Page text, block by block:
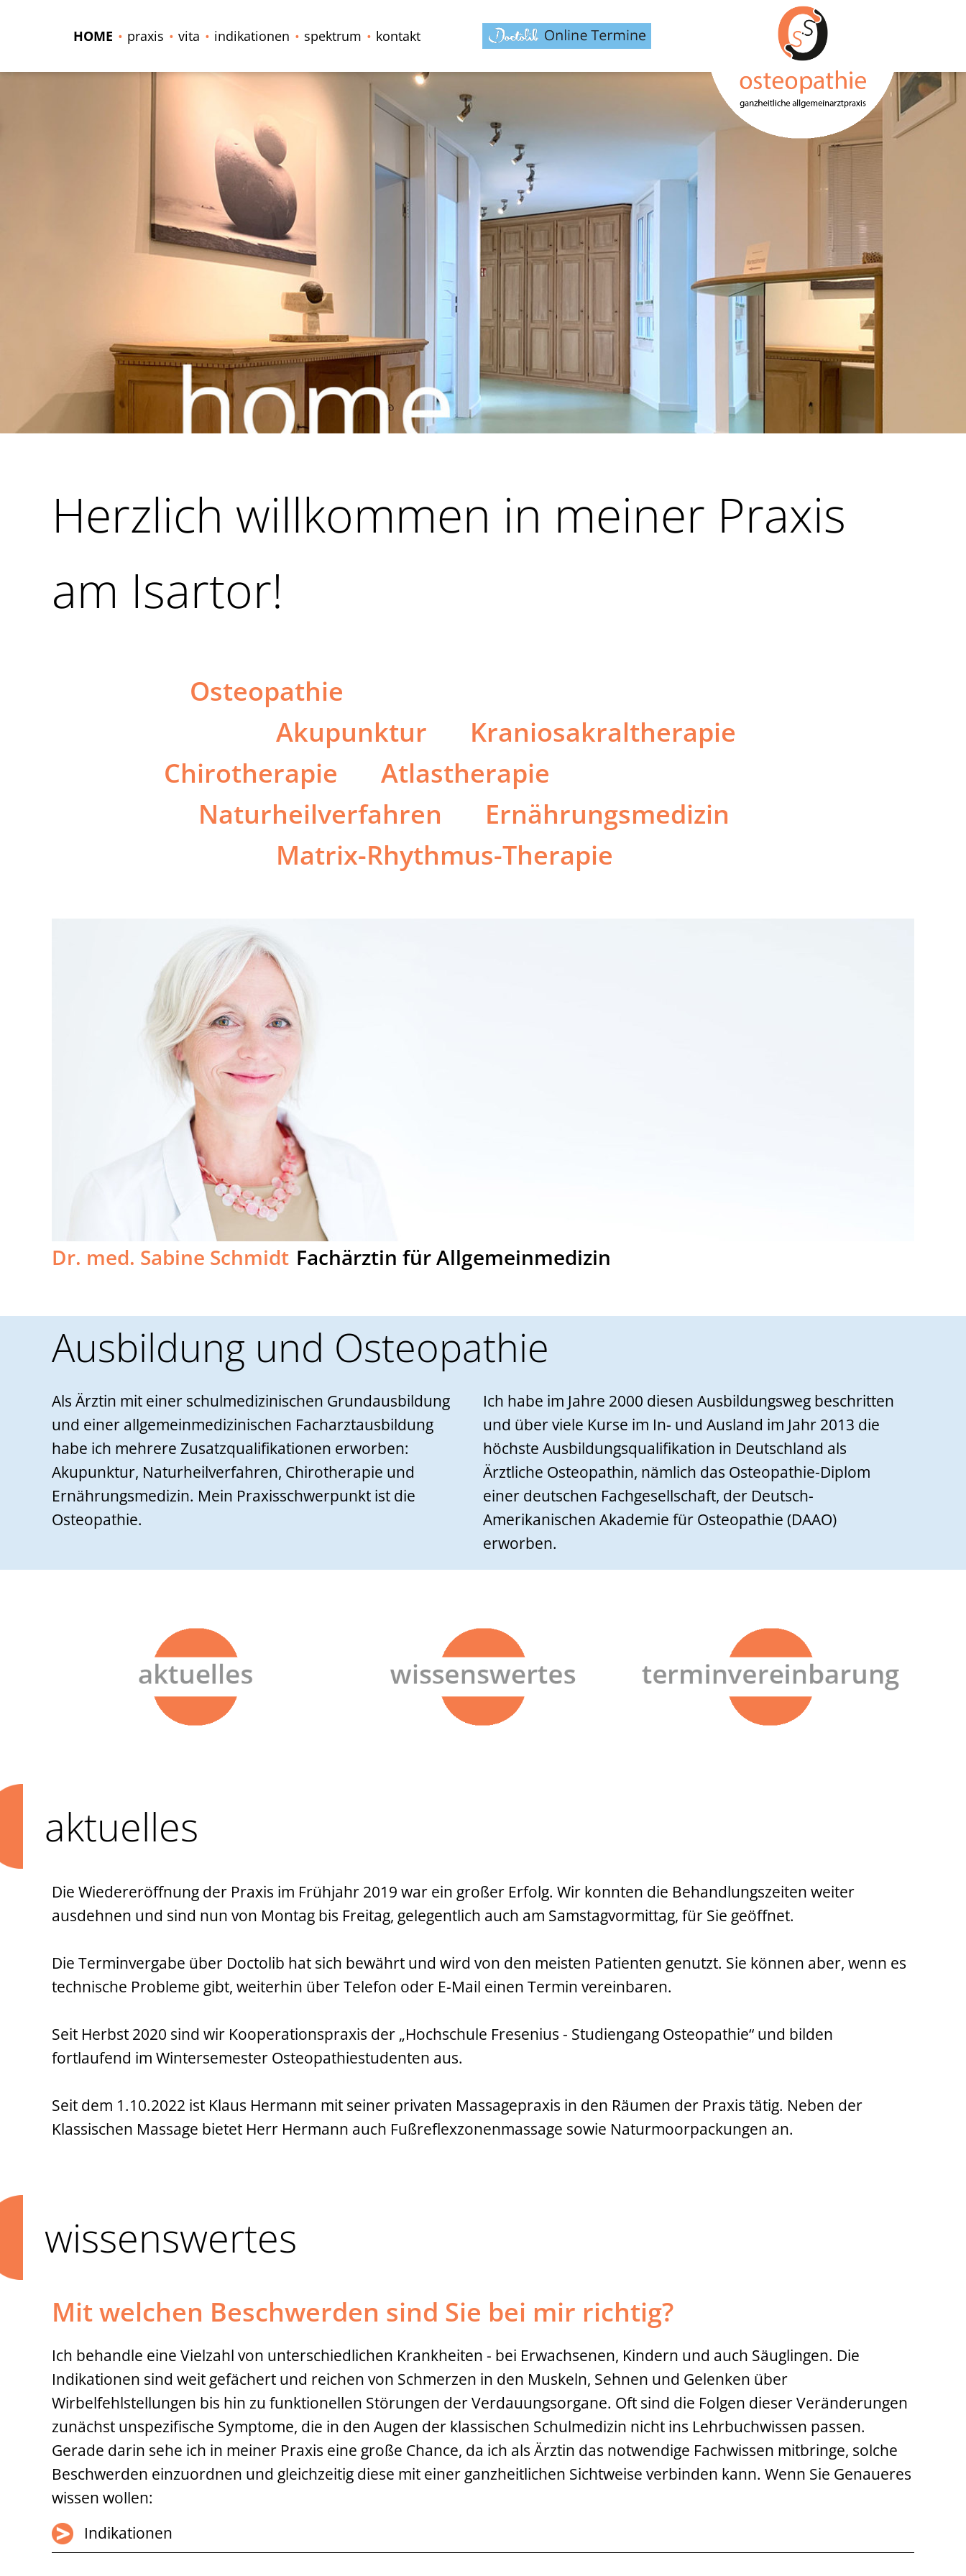
HOME praxis vita indikationen spektrum kontakt
Herzlich willkommen in meiner Praxis
am Isartor!
Osteopathie
Akupunktur
Kraniosakraltherapie
Chirotherapie
Atlastherapie
Naturheilverfahren
Ernährungsmedizin
Matrix-Rhythmus-Therapie
Dr. med. Sabine Schmidt Fachärztin für Allgemeinmedizin
Ausbildung und Osteopathie
Als Ärztin mit einer schulmedizinischen Grundausbildung
und einer allgemeinmedizinischen Facharztausbildung
habe ich mehrere Zusatzqualifikationen erworben:
Akupunktur, Naturheilverfahren, Chirotherapie und
Ernährungsmedizin. Mein Praxisschwerpunkt ist die
Osteopathie.
Ich habe im Jahre 2000 diesen Ausbildungsweg beschritten
und über viele Kurse im In- und Ausland im Jahr 2013 die
höchste Ausbildungsqualifikation in Deutschland als
Ärztliche Osteopathin, nämlich das Osteopathie-Diplom
einer deutschen Fachgesellschaft, der Deutsch-
Amerikanischen Akademie für Osteopathie (DAAO)
erworben.
aktuelles
Die Wiedereröffnung der Praxis im Frühjahr 2019 war ein großer Erfolg. Wir konnten die Behandlungszeiten weiter
ausdehnen und sind nun von Montag bis Freitag, gelegentlich auch am Samstagvormittag, für Sie geöffnet.
Die Terminvergabe über Doctolib hat sich bewährt und wird von den meisten Patienten genutzt. Sie können aber, wenn es
technische Probleme gibt, weiterhin über Telefon oder E-Mail einen Termin vereinbaren.
Seit Herbst 2020 sind wir Kooperationspraxis der „Hochschule Fresenius - Studiengang Osteopathie“ und bilden
fortlaufend im Wintersemester Osteopathiestudenten aus.
Seit dem 1.10.2022 ist Klaus Hermann mit seiner privaten Massagepraxis in den Räumen der Praxis tätig. Neben der
Klassischen Massage bietet Herr Hermann auch Fußreflexzonenmassage sowie Naturmoorpackungen an.
wissenswertes
Mit welchen Beschwerden sind Sie bei mir richtig?
Ich behandle eine Vielzahl von unterschiedlichen Krankheiten - bei Erwachsenen, Kindern und auch Säuglingen. Die
Indikationen sind weit gefächert und reichen von Schmerzen in den Muskeln, Sehnen und Gelenken über
Wirbelfehlstellungen bis hin zu funktionellen Störungen der Verdauungsorgane. Oft sind die Folgen dieser Veränderungen
zunächst unspezifische Symptome, die in den Augen der klassischen Schulmedizin nicht ins Lehrbuchwissen passen.
Gerade darin sehe ich in meiner Praxis eine große Chance, da ich als Ärztin das notwendige Fachwissen mitbringe, solche
Beschwerden einzuordnen und gleichzeitig diese mit einer ganzheitlichen Sichtweise verbinden kann. Wenn Sie Genaueres
wissen wollen:
Indikationen